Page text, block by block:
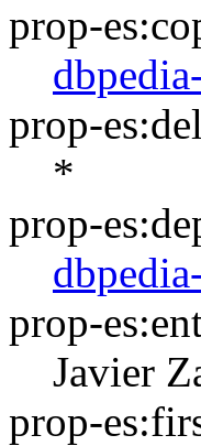
prop-
prop-
*
prop-
prop-
Javier
prop-